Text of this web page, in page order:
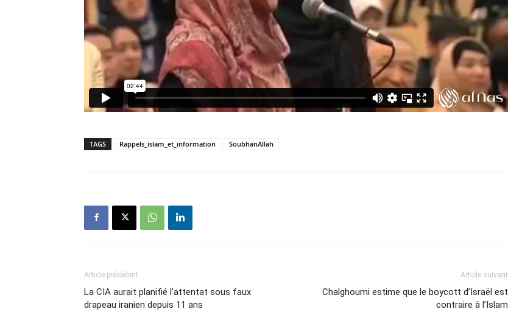
TAGS Rappels_islam_et_information SoubhanAllah
Article précédent
La CIA aurait planifié l’attentat sous faux
drapeau iranien depuis 11 ans
Article suivant
Chalghoumi estime que le boycott d’Israël est
contraire à l’Islam